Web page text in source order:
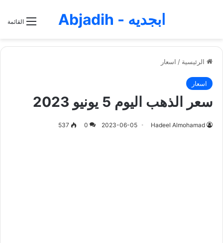
القائمة ابجديه - Abjadih
الرئيسية / اسعار
اسعار
سعر الذهب اليوم 5 يونيو 2023
Hadeel Almohamad
2023-06-05
0
537